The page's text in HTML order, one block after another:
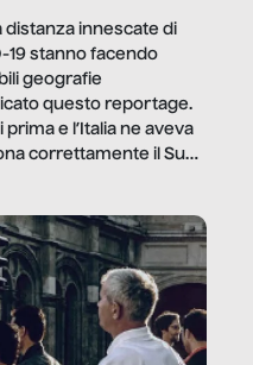
distanza innescate di
19 stanno facendo
geografie
questo reportage.
e l’Italia ne aveva
correttamente il Sud